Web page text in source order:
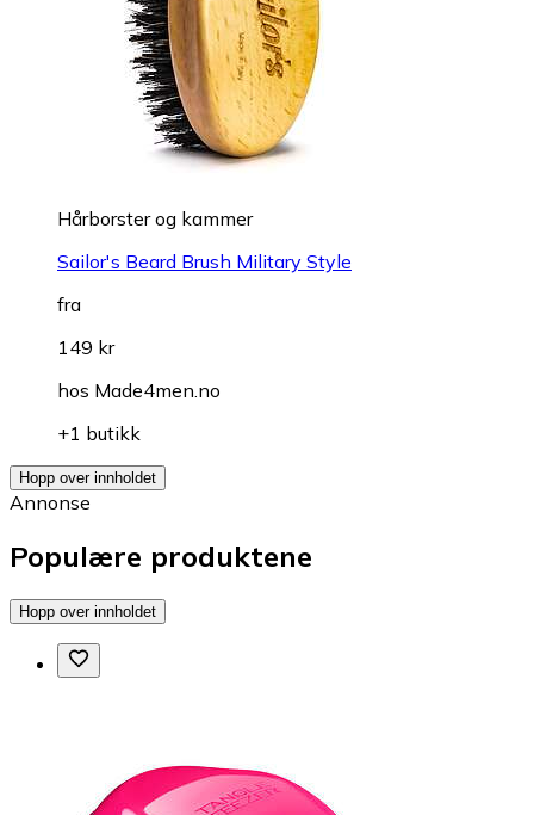
Hårborster og kammer
Sailor's Beard Brush Military Style
fra
149 kr
hos Made4men.no
+1 butikk
Hopp over innholdet
Annonse
Populære produktene
Hopp over innholdet